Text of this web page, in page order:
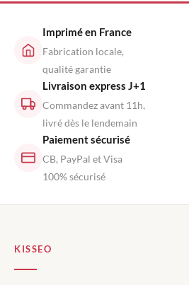
Imprimé en France
Fabrication locale,
qualité garantie
Livraison express J+1
Commandez avant 11h,
livré dès le lendemain
Paiement sécurisé
CB, PayPal et Visa
100% sécurisé
KISSEO